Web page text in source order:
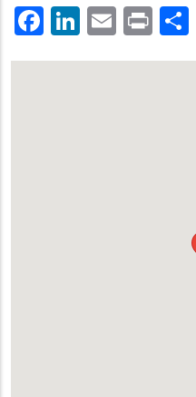
Facebook
LinkedIn
Email
Print